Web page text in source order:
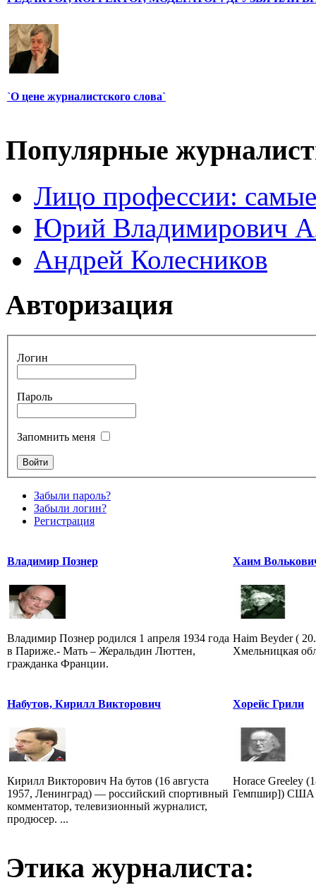
`О цене журналистского слова`
Популярные
Лицо профессии:
Юрий Владимирович
Андрей Колесников
Авторизация
Логин
Пароль
Запомнить меня
Забыли пароль?
Забыли логин?
Регистрация
Владимир Познер
Владимир Познер родился 1 апреля 1934 года
в Париже.- Мать – Жеральдин Люттен,
гражданка Франции.
Хаим
Haim Beyder (
Хмельницкая
Набутов, Кирилл Викторович
Кирилл Викторович На бутов (16 августа
1957, Ленинград) — российский спортивный
комментатор, телевизионный журналист,
продюсер. ...
Хорейс Грили
Horace Greeley
Гемпшир]) США
Этика журналиста: